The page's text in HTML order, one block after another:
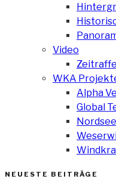
Video
WKA
Alpha
Global
NEUESTE BEITRÄGE